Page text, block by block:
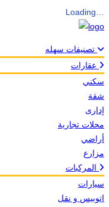
Loading…
سكني
شقة
إدارى
محلات تجارية
أراضي
مزارع
سيارات
اتوبيس و نقل